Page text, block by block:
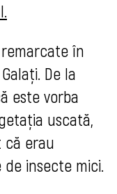
în
De la
este vorba
uscată,
că erau
insecte mici.